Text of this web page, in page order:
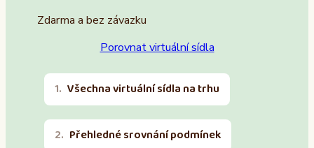
Zdarma a bez závazku
Porovnat virtuální sídla
Všechna virtuální sídla na trhu
Přehledné srovnání podmínek